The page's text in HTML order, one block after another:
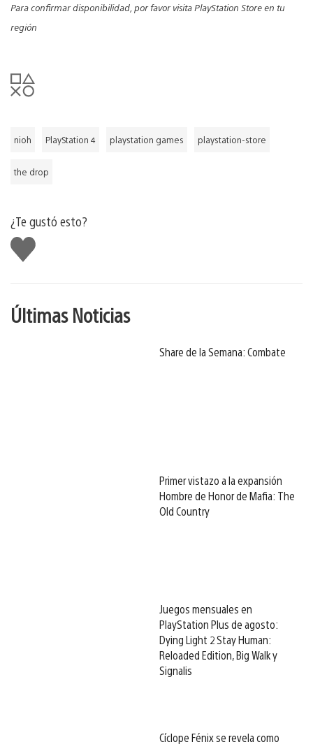
Para confirmar disponibilidad, por favor visita PlayStation Store en tu
región
nioh PlayStation 4 playstation games playstation-store
the drop
¿Te gustó esto?
Me
gusta
Últimas Noticias
Share de la Semana: Combate
Primer vistazo a la expansión
Hombre de Honor de Mafia: The
Old Country
Juegos mensuales en
PlayStation Plus de agosto:
Dying Light 2 Stay Human:
Reloaded Edition, Big Walk y
Signalis
Cíclope Fénix se revela como